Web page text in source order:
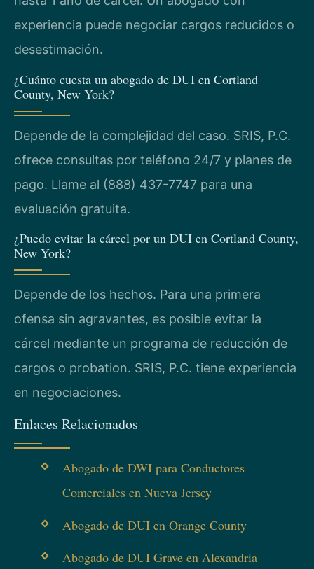
experiencia puede negociar cargos reducidos o
desestimación.
¿Cuánto cuesta un abogado de DUI en Cortland
County, New York?
Depende de la complejidad del caso. SRIS, P.C.
ofrece consultas por teléfono 24/7 y planes de
pago. Llame al (888) 437-7747 para una
evaluación gratuita.
¿Puedo evitar la cárcel por un DUI en Cortland County,
New York?
Depende de los hechos. Para una primera
ofensa sin agravantes, es posible evitar la
cárcel mediante un programa de reducción de
cargos o probation. SRIS, P.C. tiene experiencia
en negociaciones.
Enlaces Relacionados
Abogado de DWI para Conductores
Comerciales en Nueva Jersey
Abogado de DUI en Orange County
Abogado de DUI Grave en Alexandria